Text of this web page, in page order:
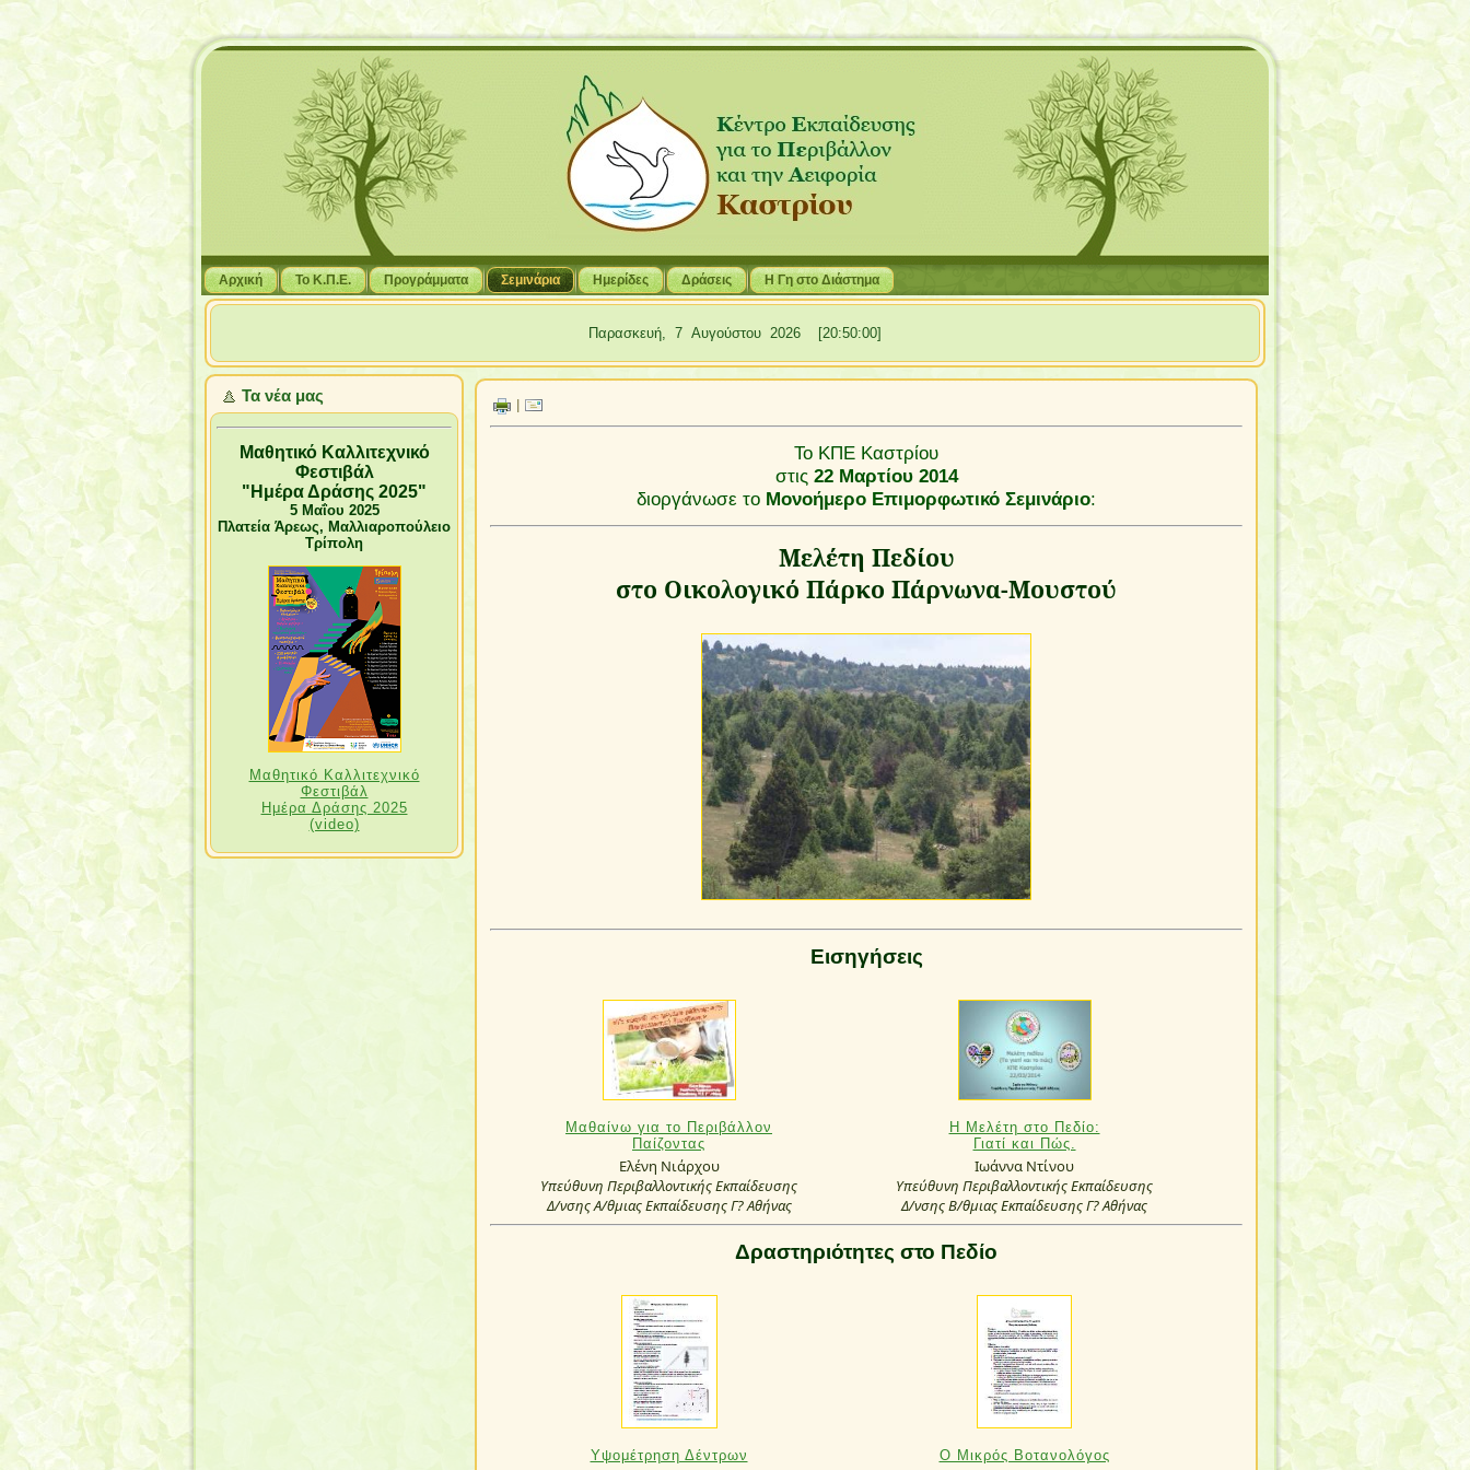
Αρχική Το Κ.Π.Ε. Προγράμματα Σεμινάρια Hμερίδες Δράσεις Η Γη στο Διάστημα
Παρασκευή, 7 Αυγούστου 2026 [20:50:01]
Τα νέα μας
Μαθητικό Καλλιτεχνικό
Φεστιβάλ
"Ημέρα Δράσης 2025"
5 Μαΐου 2025
Πλατεία Άρεως, Μαλλιαροπούλειο
Τρίπολη
Μαθητικό Καλλιτεχνικό
Φεστιβάλ
Ημέρα Δράσης 2025
(video)
Το ΚΠΕ Καστρίου
στις 22 Μαρτίου 2014
διοργάνωσε το Μονοήμερο Επιμορφωτικό Σεμινάριο:
Μελέτη Πεδίου
στο Οικολογικό Πάρκο Πάρνωνα-Μουστού
Εισηγήσεις
Μαθαίνω για το Περιβάλλον
Παίζοντας
Η Μελέτη στο Πεδίο:
Γιατί και Πώς.
Ελένη Νιάρχου
Υπεύθυνη Περιβαλλοντικής Εκπαίδευσης
Δ/νσης Α/θμιας Εκπαίδευσης Γ? Αθήνας
Ιωάννα Ντίνου
Υπεύθυνη Περιβαλλοντικής Εκπαίδευσης
Δ/νσης Β/θμιας Εκπαίδευσης Γ? Αθήνας
Δραστηριότητες στο Πεδίο
Υψομέτρηση Δέντρων Ο Μικρός Βοτανολόγος